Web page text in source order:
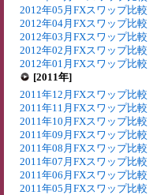
2012年05月FXスワップ比較
2012年04月FXスワップ比較
2012年03月FXスワップ比較
2012年02月FXスワップ比較
2012年01月FXスワップ比較
[2011年]
2011年12月FXスワップ比較
2011年11月FXスワップ比較
2011年10月FXスワップ比較
2011年09月FXスワップ比較
2011年08月FXスワップ比較
2011年07月FXスワップ比較
2011年06月FXスワップ比較
2011年05月FXスワップ比較